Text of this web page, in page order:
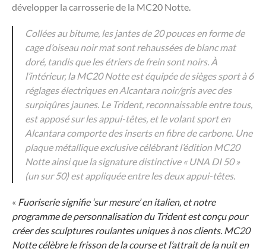
développer la carrosserie de la MC20 Notte.
Collées au bitume, les jantes de 20 pouces en forme de
cage d’oiseau noir mat sont rehaussées de blanc mat
doré, tandis que les étriers de frein sont noirs. À
l’intérieur, la MC20 Notte est équipée de sièges sport à 6
réglages électriques en Alcantara noir/gris avec des
surpiqûres jaunes. Le Trident, reconnaissable entre tous,
est apposé sur les appui-têtes, et le volant sport en
Alcantara comporte des inserts en fibre de carbone. Une
plaque métallique exclusive célébrant l’édition MC20
Notte ainsi que la signature distinctive « UNA DI 50 »
(un sur 50) est appliquée entre les deux appui-têtes.
« Fuoriserie signifie ‘sur mesure’ en italien, et notre
programme de personnalisation du Trident est conçu pour
créer des sculptures roulantes uniques à nos clients. MC20
Notte célèbre le frisson de la course et l’attrait de la nuit en